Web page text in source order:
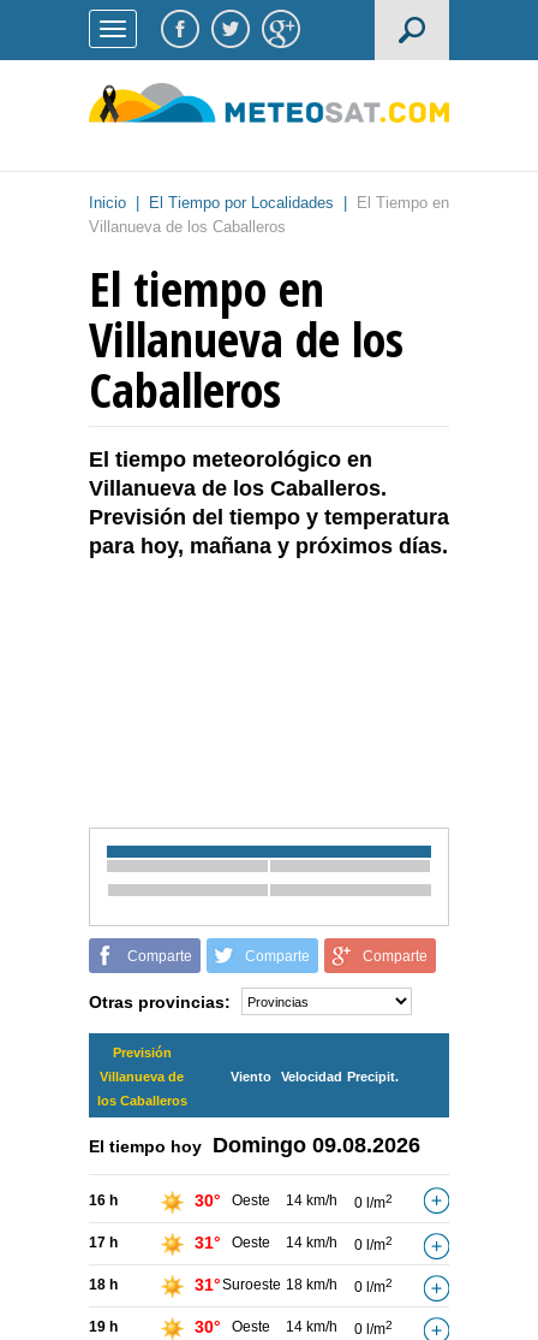
Inicio El Tiempo por Localidades
El Tiempo en
Villanueva de los Caballeros
El tiempo en
Villanueva de los
Caballeros
El tiempo meteorológico en
Villanueva de los Caballeros.
Previsión del tiempo y temperatura
para hoy, mañana y próximos días.
Comparte Comparte Comparte
Otras provincias:
Previsión
Villanueva de
los Caballeros
Viento Velocidad Precipit.
El tiempo hoy Domingo 09.08.2026
16 h 30° Oeste 14 km/h 0 l/m2
17 h 31° Oeste 14 km/h 0 l/m2
18 h 31°Suroeste 18 km/h 0 l/m2
19 h 30° Oeste 14 km/h 0 l/m2